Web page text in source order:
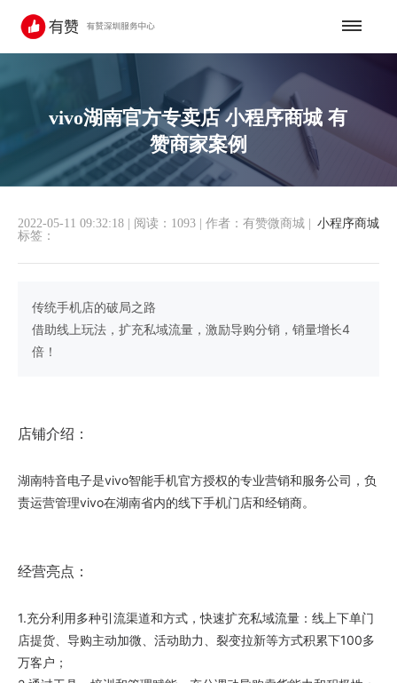
vivo湖南官方专卖店 小程序商城 有
赞商家案例
小程序商城
2022-05-11 09:32:18 阅读：1093 作者：有赞微商城
标签：
传统手机店的破局之路
借助线上玩法，扩充私域流量，激励导购分销，销量增长4
倍！
店铺介绍：
湖南特音电子是vivo智能手机官方授权的专业营销和服务公司，负
责运营管理vivo在湖南省内的线下手机门店和经销商。
经营亮点：
1.充分利用多种引流渠道和方式，快速扩充私域流量：线上下单门
店提货、导购主动加微、活动助力、裂变拉新等方式积累下100多
万客户；